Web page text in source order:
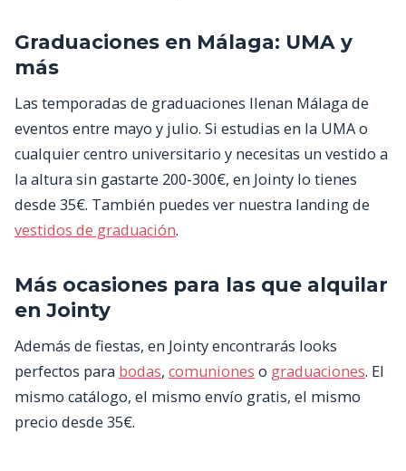
Graduaciones en Málaga: UMA y
más
Las temporadas de graduaciones llenan Málaga de
eventos entre mayo y julio. Si estudias en la UMA o
cualquier centro universitario y necesitas un vestido a
la altura sin gastarte 200-300€, en Jointy lo tienes
desde 35€. También puedes ver nuestra landing de
vestidos de graduación.
Más ocasiones para las que alquilar
en Jointy
Además de fiestas, en Jointy encontrarás looks
perfectos para bodas, comuniones o graduaciones. El
mismo catálogo, el mismo envío gratis, el mismo
precio desde 35€.